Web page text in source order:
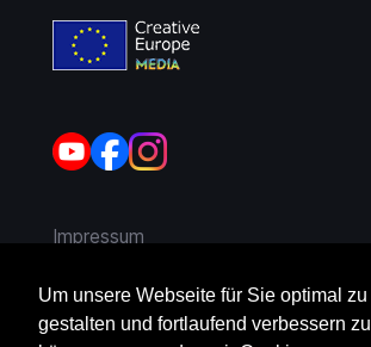
Um unsere Webseite für Sie optimal zu
gestalten und fortlaufend verbessern zu
Impressum
AGB